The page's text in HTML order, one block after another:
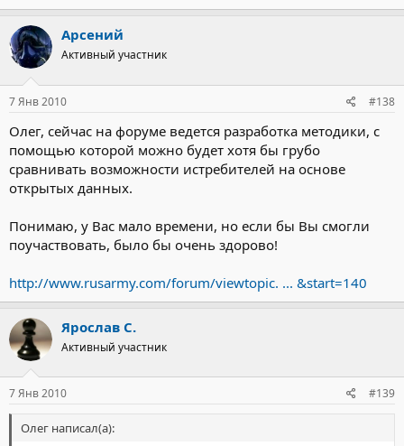
Арсений
Активный участник
7 Янв 2010 #138
Олег, сейчас на форуме ведется разработка методики, с
помощью которой можно будет хотя бы грубо
сравнивать возможности истребителей на основе
открытых данных.
Понимаю, у Вас мало времени, но если бы Вы смогли
поучаствовать, было бы очень здорово!
http://www.rusarmy.com/forum/viewtopic. ... &start=140
Ярослав С.
Активный участник
7 Янв 2010 #139
Олег написал(а):